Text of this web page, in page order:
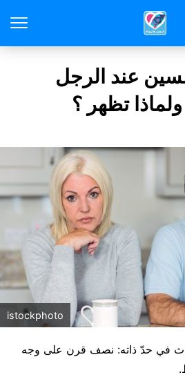
عند الرجل
تظهر ؟
istockphoto
في حدّ ذاته: نصف قرن على وجه